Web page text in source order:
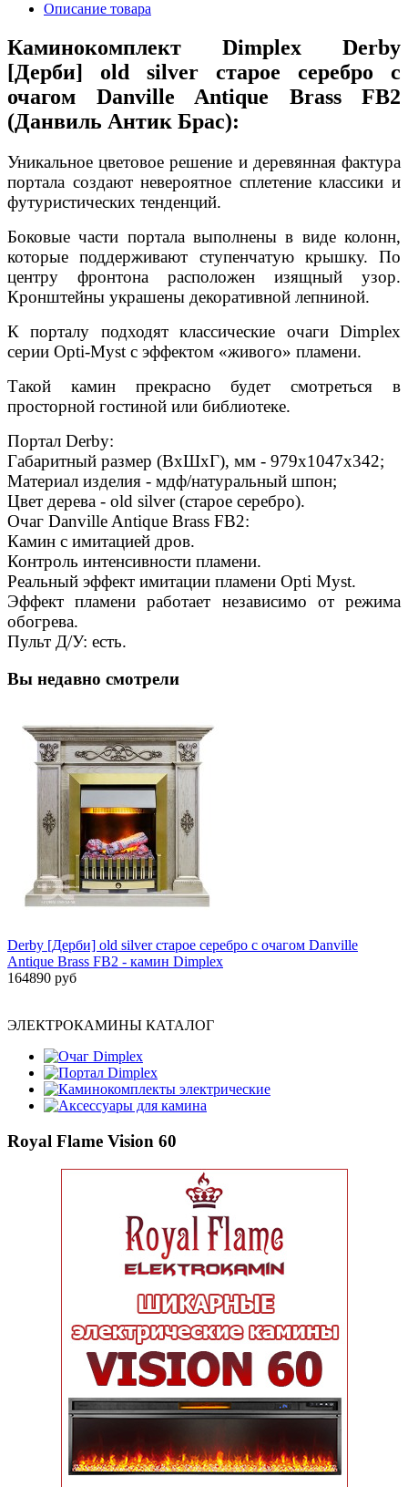
Описание товара
Каминокомплект Dimplex Derby
[Дерби] old silver старое серебро с
очагом Danville Antique Brass FB2
(Данвиль Антик Брас):
Уникальное цветовое решение и деревянная фактура
портала создают невероятное сплетение классики и
футуристических тенденций.
Боковые части портала выполнены в виде колонн,
которые поддерживают ступенчатую крышку. По
центру фронтона расположен изящный узор.
Кронштейны украшены декоративной лепниной.
К порталу подходят классические очаги Dimplex
серии Opti-Myst с эффектом «живого» пламени.
Такой камин прекрасно будет смотреться в
просторной гостиной или библиотеке.
Портал Derby:
Габаритный размер (ВхШхГ), мм - 979х1047х342;
Материал изделия - мдф/натуральный шпон;
Цвет дерева - old silver (старое серебро).
Очаг Danville Antique Brass FB2:
Камин с имитацией дров.
Контроль интенсивности пламени.
Реальный эффект имитации пламени Opti Myst.
Эффект пламени работает независимо от режима
обогрева.
Пульт Д/У: есть.
Вы недавно смотрели
Derby [Дерби] old silver старое серебро с очагом Danville
Antique Brass FB2 - камин Dimplex
164890 руб
ЭЛЕКТРОКАМИНЫ КАТАЛОГ
Очаг Dimplex
Портал Dimplex
Каминокомплекты электрические
Аксессуары для камина
Royal Flame Vision 60